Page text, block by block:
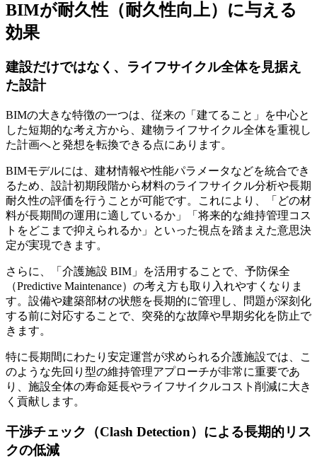
BIMが耐久性（耐久性向上）に与える
効果
建設だけではなく、ライフサイクル全体を見据え
た設計
BIMの大きな特徴の一つは、従来の「建てること」を中心と
した短期的な考え方から、建物ライフサイクル全体を重視し
た計画へと発想を転換できる点にあります。
BIMモデルには、建材情報や性能パラメータなどを統合でき
るため、設計初期段階から材料のライフサイクル分析や長期
耐久性の評価を行うことが可能です。これにより、「どの材
料が長期間の運用に適しているか」「将来的な維持管理コス
トをどこまで抑えられるか」といった視点を踏まえた意思決
定が実現できます。
さらに、「介護施設 BIM」を活用することで、予防保全
（Predictive Maintenance）の考え方も取り入れやすくなりま
す。設備や建築部材の状態を長期的に管理し、問題が深刻化
する前に対応することで、突発的な故障や早期劣化を防止で
きます。
特に長期間にわたり安定運営が求められる介護施設では、こ
のような先回り型の維持管理アプローチが非常に重要であ
り、施設全体の寿命延長やライフサイクルコスト削減に大き
く貢献します。
干渉チェック（Clash Detection）による長期的リス
クの低減